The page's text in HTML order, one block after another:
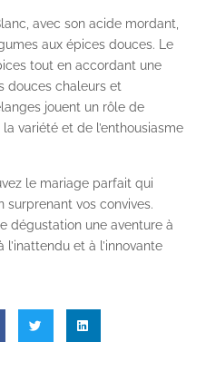
avec son acide mordant,
aux épices douces. Le
tout en accordant une
douces chaleurs et
jouent un rôle de
variété et de l’enthousiasme
le mariage parfait qui
vos convives.
dégustation une aventure à
et à l’innovante